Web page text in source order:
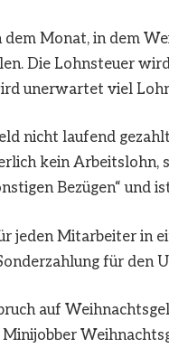
dem Monat, in dem
Die Lohnsteuer
unerwartet viel
nicht laufend
kein
Bezügen“ und
jeden Mitarbeiter in
für den
auf